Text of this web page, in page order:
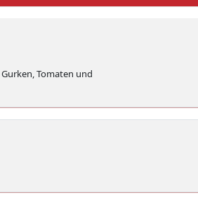
Tomaten und